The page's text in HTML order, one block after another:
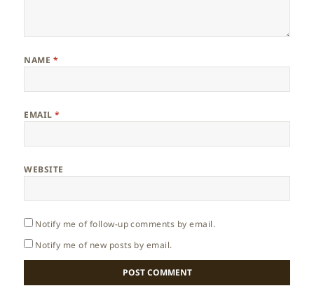
NAME *
EMAIL*
WEBSITE
Notify me of follow-up comments by email.
Notify me of new posts by email.